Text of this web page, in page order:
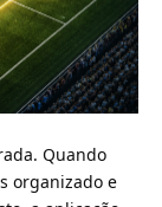
Quando
organizado e